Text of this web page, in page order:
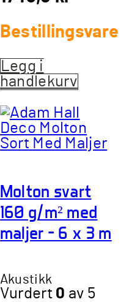
Bestillingsvare
Legg i
handlekurv
Molton svart
160 g/m² med
maljer – 6 x 3 m
Akustikk
Vurdert 0 av 5